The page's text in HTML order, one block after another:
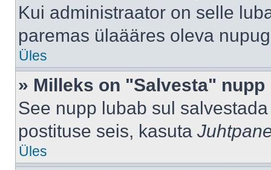
Kui administraator on selle
paremas ülaääres oleva
Üles
» Milleks on "Salvesta"
See nupp lubab sul
postituse seis, kasuta
Üles